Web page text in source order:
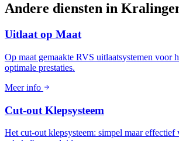
Andere diensten in
Uitlaat op Maat
Op maat gemaakte RVS uitlaatsystemen voor
optimale prestaties.
Meer info
Cut-out Klepsysteem
Het cut-out klepsysteem: simpel maar effectief